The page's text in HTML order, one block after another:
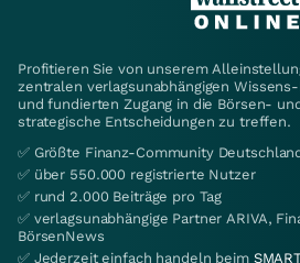
Profitieren Sie von unserem
zentralen verlagsunabhängigen
und fundierten Zugang in die Börsen-
strategische Entscheidungen zu treffen.
✅ Größte Finanz-Community
✅ über 550.000 registrierte Nutzer
✅ rund 2.000 Beiträge pro Tag
✅ verlagsunabhängige Partner ARIVA,
BörsenNews
✅ Jederzeit einfach handeln beim